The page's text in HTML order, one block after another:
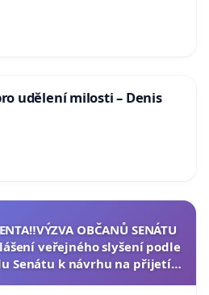
udělení milosti – Denis
OBČANŮ SENÁTU
veřejného slyšení podle
Senátu k návrhu na přijetí